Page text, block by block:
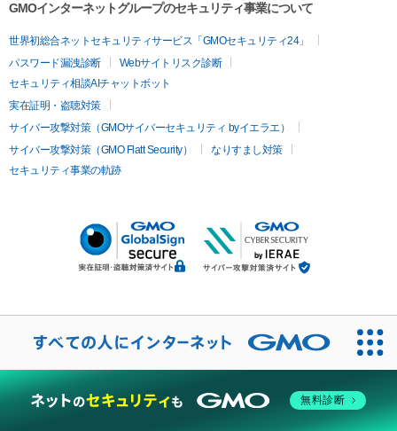
GMOインターネットグループのセキュリティ事業について
世界初総合ネットセキュリティサービス「GMOセキュリティ24」
パスワード漏洩診断
Webサイトリスク診断
セキュリティ相談AIチャットボット
実在証明・盗聴対策
サイバー攻撃対策（GMOサイバーセキュリティ byイエラエ）
サイバー攻撃対策（GMO Flatt Security）
なりすまし対策
セキュリティ事業の軌跡
無料診断